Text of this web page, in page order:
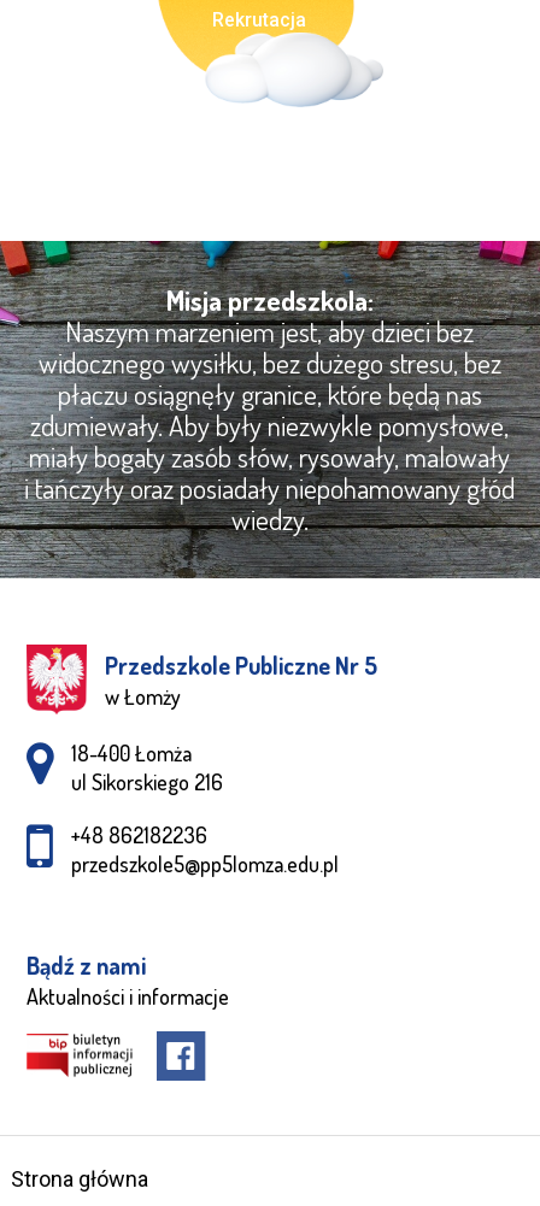
Rekrutacja
Misja przedszkola:
Naszym marzeniem jest, aby dzieci bez
widocznego wysiłku, bez dużego stresu, bez
płaczu osiągnęły granice, które będą nas
zdumiewały. Aby były niezwykle pomysłowe,
miały bogaty zasób słów, rysowały, malowały
i tańczyły oraz posiadały niepohamowany głód
wiedzy.
Przedszkole Publiczne Nr 5
w Łomży
Adres pocztowy:
18-400 Łomża
ul Sikorskiego 216
+48 862182236
przedszkole5@pp5lomza.edu.pl
Bądź z nami
Aktualności i informacje
Strona główna